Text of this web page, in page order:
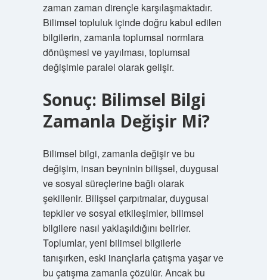
zaman zaman dirençle karşılaşmaktadır.
Bilimsel topluluk içinde doğru kabul edilen
bilgilerin, zamanla toplumsal normlara
dönüşmesi ve yayılması, toplumsal
değişimle paralel olarak gelişir.
Sonuç: Bilimsel Bilgi
Zamanla Değişir Mi?
Bilimsel bilgi, zamanla değişir ve bu
değişim, insan beyninin bilişsel, duygusal
ve sosyal süreçlerine bağlı olarak
şekillenir. Bilişsel çarpıtmalar, duygusal
tepkiler ve sosyal etkileşimler, bilimsel
bilgilere nasıl yaklaşıldığını belirler.
Toplumlar, yeni bilimsel bilgilerle
tanışırken, eski inançlarla çatışma yaşar ve
bu çatışma zamanla çözülür. Ancak bu